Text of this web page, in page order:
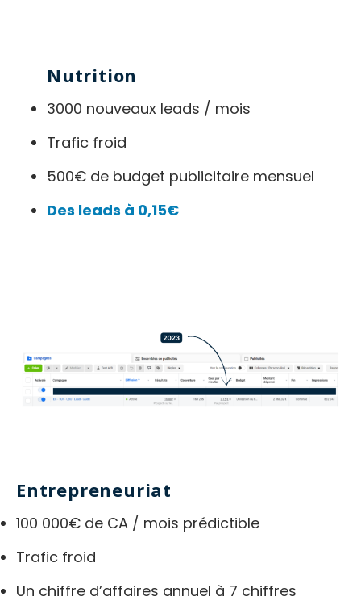
Nutrition
3000 nouveaux leads / mois
Trafic froid
500€ de budget publicitaire mensuel
Des leads à 0,15€
Entrepreneuriat
100 000€ de CA / mois prédictible
Trafic froid
Un chiffre d’affaires annuel à 7 chiffres